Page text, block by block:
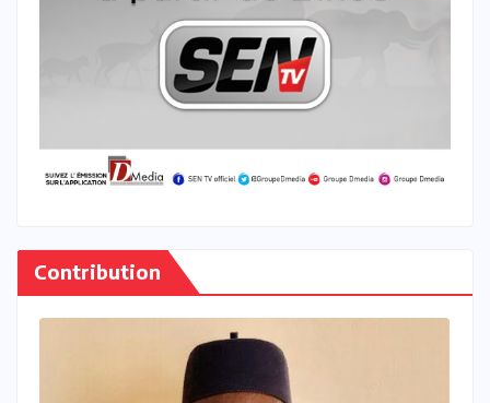
Contribution